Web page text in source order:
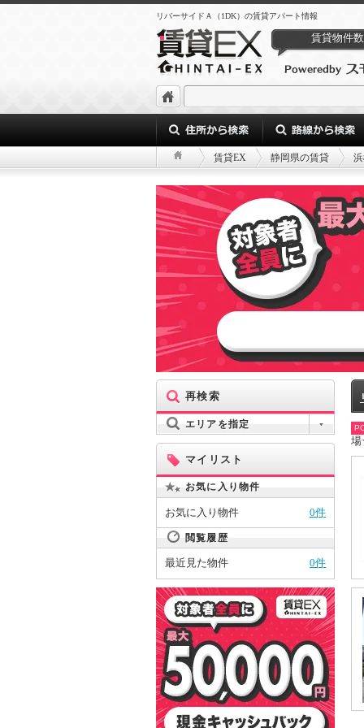
リバーサイドＡ（1DK）の賃貸アパート情報
賃貸物件数
賃貸EX 静岡県の賃貸
再検索
エリアを指定
マイリスト
お気に入り物件
お気に入り物件 0件
閲覧履歴
最近見た物件 0件
場